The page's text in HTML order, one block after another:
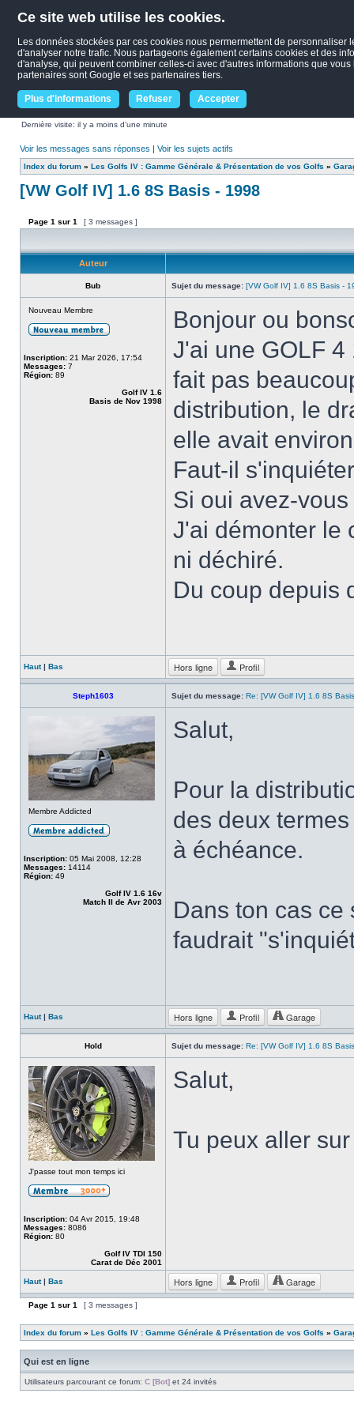
Ce site web utilise les cookies.
Les données stockées par ces cookies nous permermettent de
d'analyser notre trafic. Nous partageons également certains cookies et des
d'analyse, qui peuvent combiner celles-ci avec d'autres informations que
partenaires sont Google et ses partenaires tiers.
Plus d'informations Refuser Accepter
Dernière visite: il y a moins d’une minute
Voir les messages sans réponses | Voir les sujets actifs
Index du forum » Les Golfs IV : Gamme Générale & Présentation de vos Golfs »
[VW Golf IV] 1.6 8S Basis - 1998
Page 1 sur 1 [ 3 messages ]
Auteur
Bub Sujet du message: [VW Golf IV] 1.6 8S Basis -
Nouveau Membre
Inscription: 21 Mar 2026, 17:54
Messages: 7
Région: 89
Golf IV 1.6
Basis de Nov 1998
Bonjour ou
J'ai une GOLF
fait pas
distribution, le
elle avait
Faut-il
Si oui avez-
J'ai démonter le
ni déchiré.
Du coup depuis
Haut| Bas Hors ligne Profil
Steph1603 Sujet du message: Re: [VW Golf IV] 1.6 8S
Membre Addicted
Inscription: 05 Mai 2008, 12:28
Messages: 14114
Région: 49
Golf IV 1.6 16v
Match II de Avr 2003
Salut,
Pour la
des deux
à échéance.
Dans ton cas ce
faudrait
Haut| Bas Hors ligne Profil Garage
Hold Sujet du message: Re: [VW Golf IV] 1.6 8S
J'passe tout mon temps ici
Inscription: 04 Avr 2015, 19:48
Messages: 8086
Région: 80
Golf IV TDI 150
Carat de Déc 2001
Salut,
Tu peux aller
Haut| Bas Hors ligne Profil Garage
Page 1 sur 1 [ 3 messages ]
Index du forum » Les Golfs IV : Gamme Générale & Présentation de vos Golfs »
Qui est en ligne
Utilisateurs parcourant ce forum: C [Bot] et 24 invités